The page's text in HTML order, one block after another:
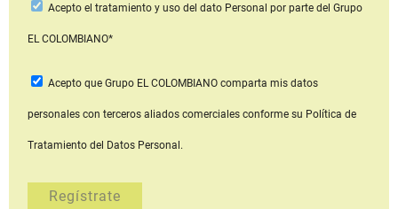
Acepto el tratamiento y uso del dato Personal por parte del Grupo
EL COLOMBIANO*
Acepto que Grupo EL COLOMBIANOcomparta mis datos
personales con terceros aliados comerciales conforme su Política de
Tratamiento del Datos Personal.